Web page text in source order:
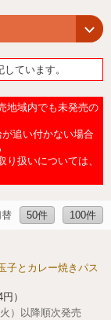
集・購入
ピング
ています。
地域内でも未発売の
追い付かない場合
扱いについては、
50件 100件
とカレー焼きパス
）
）以降順次発売